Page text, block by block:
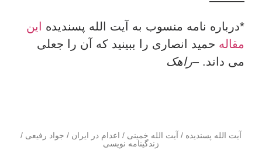
*درباره نامه منسوب به آیت الله پسندیده
این
مقاله حمید انصاری را ببینید که آن را جعلی
می داند. –راهک
آیت الله پسندیده / آیت الله خمینی / اعدام در ایران / جواد رفیعی /
زندگینامه نویسی